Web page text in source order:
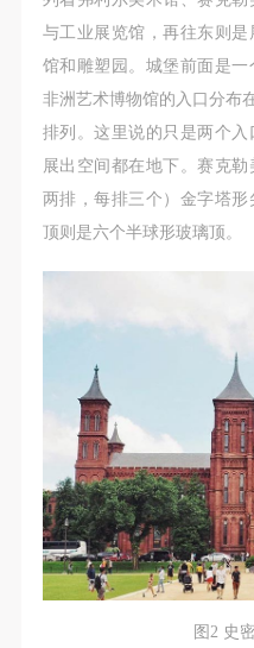
与工业展览馆，再往东则
馆和雕塑园。城堡前面是一
非洲艺术博物馆的入口分布
排列。这里说的只是两个
展出空间都在地下。赛克
两排，每排三个）金字塔
顶则是六个半球形玻璃顶。
图2 史
动。
（2）、使用形式 用于
附带光盘及宣传资料。
（3）、使用地域范围
适用地域范围包括国内和
使用肖像的媒介限于不
（如杂志、网络等）。
三、肖像权使用期限
四、许可使用费用
带有甲方肖像作品的拍摄
乙方于拍摄完带有甲方肖
费用。
（1）、本协议未尽事宜
本协议的补充协议，并
（2）、本协议自甲乙双
起生效。
（3）、本协议包括纸质
动。
（2）、使用形式 用于
附带光盘及宣传资料。
（3）、使用地域范围
适用地域范围包括国内和
使用肖像的媒介限于不
（如杂志、网络等）。
三、肖像权使用期限
四、许可使用费用
带有甲方肖像作品的拍摄
乙方于拍摄完带有甲方肖
费用。
（1）、本协议未尽事宜
本协议的补充协议，并
（2）、本协议自甲乙双
起生效。
（3）、本协议包括纸质
动。
（2）、使用形式 用于
附带光盘及宣传资料。
（3）、使用地域范围
适用地域范围包括国内和
使用肖像的媒介限于不
（如杂志、网络等）。
三、肖像权使用期限
四、许可使用费用
带有甲方肖像作品的拍摄
乙方于拍摄完带有甲方肖
费用。
（1）、本协议未尽事宜
本协议的补充协议，并
（2）、本协议自甲乙双
起生效。
（3）、本协议包括纸质